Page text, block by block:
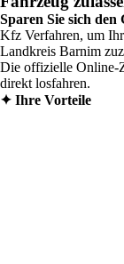
Sparen Sie sich
Kfz Verfahren, um
Landkreis Barnim
Die offizielle Online-
direkt losfahren.
✦ Ihre Vorteile